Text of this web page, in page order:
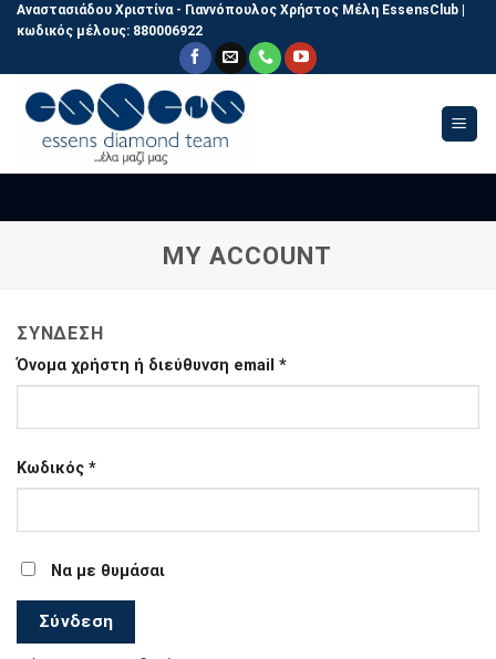
SkipΑναστασιάδου Χριστίνα - Γιαννόπουλος Χρήστος Μέλη EssensClub |
κωδικός μέλους: 880006922
MY ACCOUNT
ΣΎΝΔΕΣΗ
Όνομα χρήστη ή διεύθυνση email *
Κωδικός *
Να με θυμάσαι
Σύνδεση